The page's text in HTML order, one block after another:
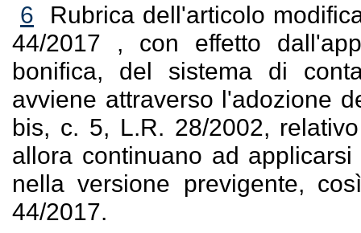
6
Rubrica dell'articolo
44/2017 , con effetto
bonifica, del sistema di
avviene attraverso l'adozione
bis, c. 5, L.R. 28/2002,
allora continuano ad
nella versione previgente,
44/2017.